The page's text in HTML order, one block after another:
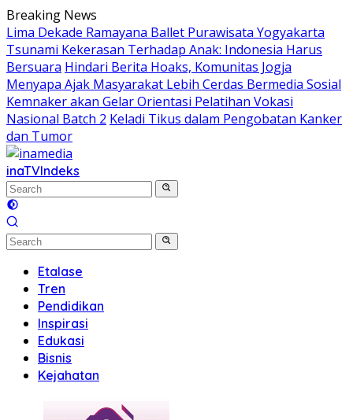
Skip
to
content
Breaking News
Lima Dekade Ramayana Ballet Purawisata Yogyakarta
Tsunami Kekerasan Terhadap Anak: Indonesia Harus
Bersuara Hindari Berita Hoaks, Komunitas Jogja
Menyapa Ajak Masyarakat Lebih Cerdas Bermedia Sosial
Kemnaker akan Gelar Orientasi Pelatihan Vokasi
Nasional Batch 2 Keladi Tikus dalam Pengobatan Kanker
dan Tumor
inaTVIndeks
Etalase
Tren
Pendidikan
Inspirasi
Edukasi
Bisnis
Kejahatan